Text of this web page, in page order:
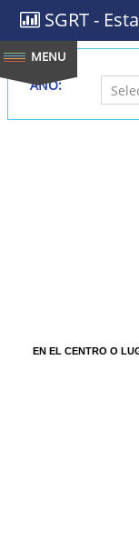
SGRT -
AÑO:
EN EL CENTRO O